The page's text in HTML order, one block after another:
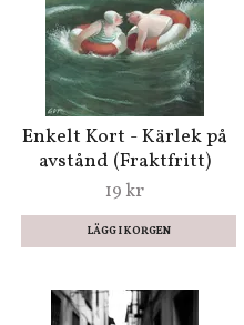
Enkelt Kort - Kärlek på
avstånd (Fraktfritt)
19 kr